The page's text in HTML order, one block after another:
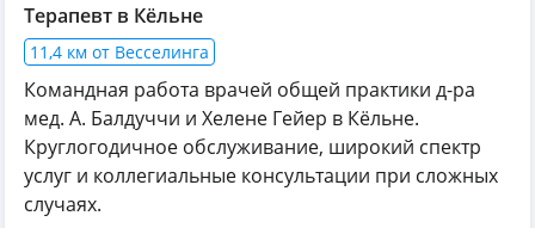
Терапевт в Кёльне
11,4 км от Весселинга
Командная работа врачей общей практики д-ра
мед. А. Балдуччи и Хелене Гейер в Кёльне.
Круглогодичное обслуживание, широкий спектр
услуг и коллегиальные консультации при сложных
случаях.